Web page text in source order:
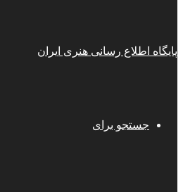
پایگاه اطلاع رسانی هنری ایران
جستجو برای